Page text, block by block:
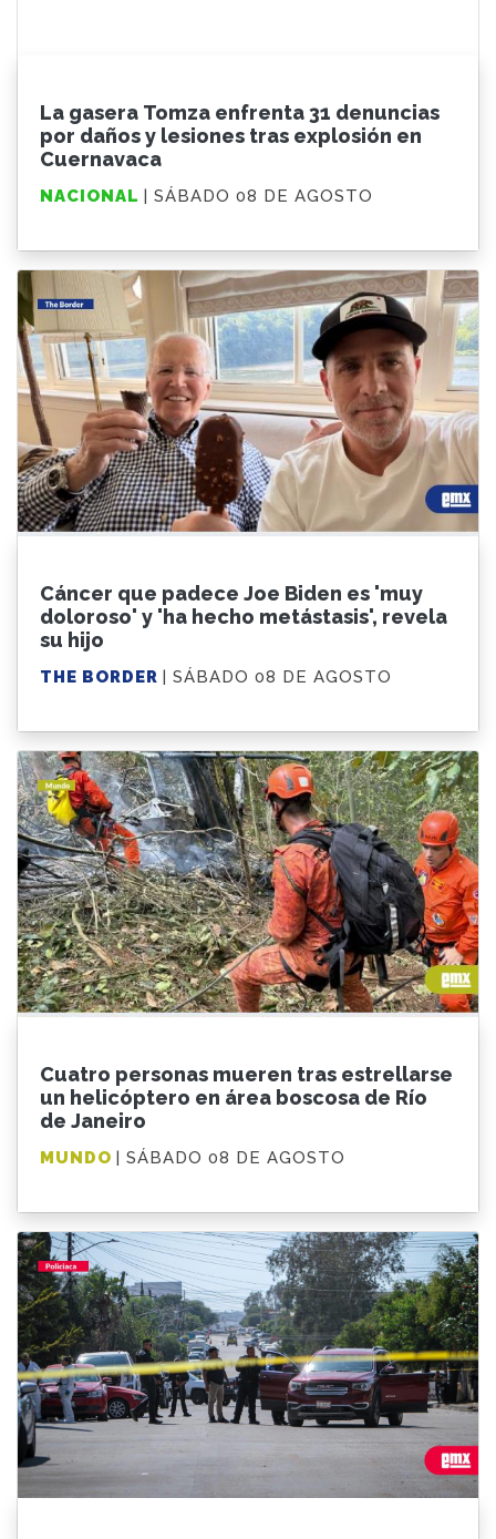
La gasera Tomza enfrenta 31 denuncias
por daños y lesiones tras explosión en
Cuernavaca
NACIONAL | SÁBADO 08 DE AGOSTO
Cáncer que padece Joe Biden es 'muy
doloroso' y 'ha hecho metástasis', revela
su hijo
THE BORDER | SÁBADO 08 DE AGOSTO
Cuatro personas mueren tras estrellarse
un helicóptero en área boscosa de Río
de Janeiro
MUNDO | SÁBADO 08 DE AGOSTO